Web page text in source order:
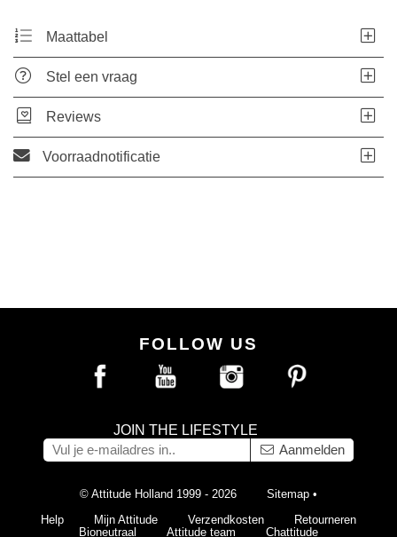
Maattabel
Stel een vraag
Reviews
Voorraadnotificatie
FOLLOW US
JOIN THE LIFESTYLE
Aanmelden
© Attitude Holland 1999 - 2026 Sitemap •
Help
Mijn Attitude Verzendkosten
Retourneren
Bioneutraal
Attitude team Chattitude